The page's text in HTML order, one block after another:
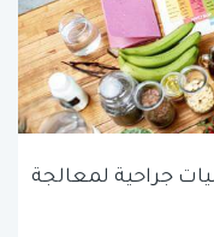
جراحية لمعالجة